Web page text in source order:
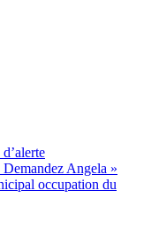
Angela »
occupation du